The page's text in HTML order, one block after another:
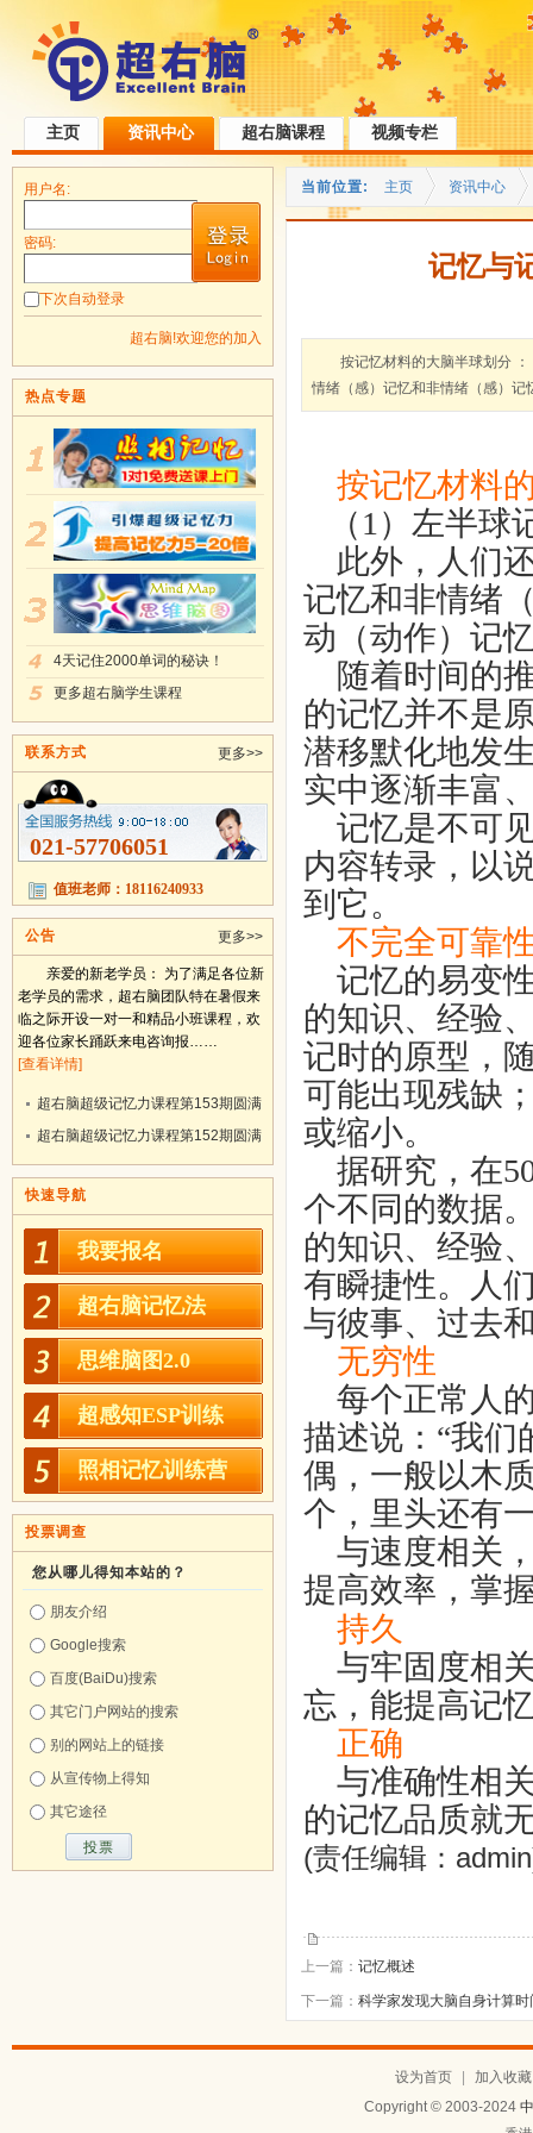
主页 资讯中心 超右脑课程 视频专栏
当前位置: 主页 资讯中心
记忆与
按记忆材料的大脑半球划分
情绪（感）记忆和非情绪（感）
按记忆材料
（1 ）左半球
此外，人们
记忆和非情绪
动（动作）记
随着时间的
的记忆并不是
潜移默化地发
实中逐渐丰富
记忆是不可
内容转录，以
到它。
不完全可靠
记忆的易变
的知识、经验
记时的原型，
可能出现残缺
或缩小。
据研究，在
个不同的数据
的知识、经验
有瞬捷性。人
与彼事、过去
无穷性
每个正常人
描述说： “我们
偶，一般以木
个，里头还有
与速度相关
提高效率，掌
持久
与牢固度相
忘，能提高记
正确
与准确性相
的记忆品质就
(责任编辑：
上一篇： 记忆概述
下一篇： 科学家发现大脑自身计算时
用户名:
密码:
下次自动登录
超右脑!欢迎您的加入
热点专题
4天记住2000单词的秘诀！
更多超右脑学生课程
联系方式 更多>>
021-57706051
值班老师：18116240933
公告 更多>>
亲爱的新老学员： 为了满足各位新
老学员的需求，超右脑团队特在暑假来
临之际开设一对一和精品小班课程，欢
迎各位家长踊跃来电咨询报……
[查看详情]
超右脑超级记忆力课程第153期圆满
结业！
超右脑超级记忆力课程第152期圆满
结业！
快速导航
我要报名
超右脑记忆法
思维脑图2.0
超感知ESP训练
照相记忆训练营
投票调查
您从哪儿得知本站的？
朋友介绍
Google搜索
百度(BaiDu)搜索
其它门户网站的搜索
别的网站上的链接
从宣传物上得知
其它途径
设为首页
加入收藏
Copyright © 2003-2024